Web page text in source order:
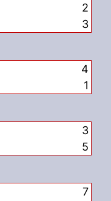
2
3
4
1
3
5
7